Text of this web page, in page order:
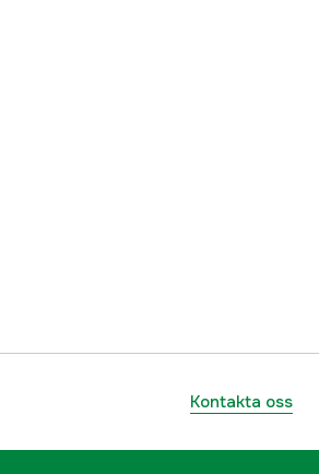
Kontakta oss